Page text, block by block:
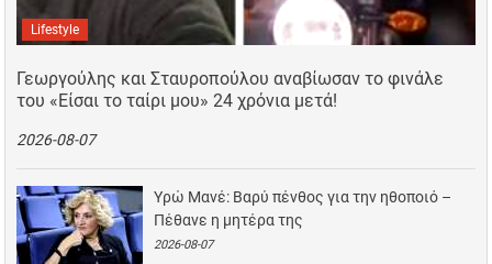
Lifestyle
Γεωργούλης και Σταυροπούλου αναβίωσαν το φινάλε
του «Είσαι το ταίρι μου» 24 χρόνια μετά!
2026-08-07
Υρώ Μανέ: Βαρύ πένθος για την ηθοποιό –
Πέθανε η μητέρα της
2026-08-07